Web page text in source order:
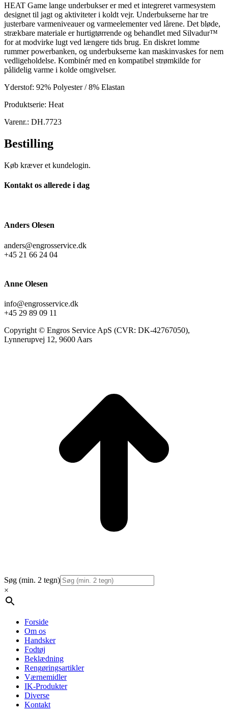
HEAT Game lange underbukser er med et integreret varmesystem
designet til jagt og aktiviteter i koldt vejr. Underbukserne har tre
justerbare varmeniveauer og varmeelementer ved lårene. Det bløde,
strækbare materiale er hurtigtørrende og behandlet med Silvadur™
for at modvirke lugt ved længere tids brug. En diskret lomme
rummer powerbanken, og underbukserne kan maskinvaskes for nem
vedligeholdelse. Kombinér med en kompatibel strømkilde for
pålidelig varme i kolde omgivelser.
Yderstof: 92% Polyester / 8% Elastan
Produktserie: Heat
Varenr.: DH.7723
Bestilling
Køb kræver et kundelogin.
Kontakt os allerede i dag
Anders Olesen
anders@engrosservice.dk
+45 21 66 24 04
Anne Olesen
info@engrosservice.dk
+45 29 89 09 11
Copyright © Engros Service ApS (CVR: DK-42767050),
Lynnerupvej 12, 9600 Aars
Søg (min. 2 tegn)
×
Forside
Om os
Handsker
Fodtøj
Beklædning
Rengøringsartikler
Værnemidler
IK-Produkter
Diverse
Kontakt